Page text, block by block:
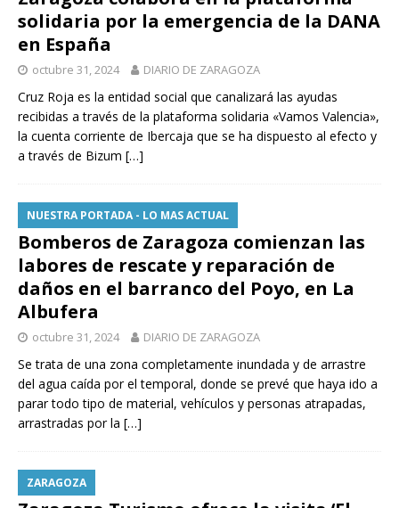
solidaria por la emergencia de la DANA
en España
octubre 31, 2024 DIARIO DE ZARAGOZA
Cruz Roja es la entidad social que canalizará las ayudas
recibidas a través de la plataforma solidaria «Vamos Valencia»,
la cuenta corriente de Ibercaja que se ha dispuesto al efecto y
a través de Bizum […]
NUESTRA PORTADA - LO MAS ACTUAL
Bomberos de Zaragoza comienzan las
labores de rescate y reparación de
daños en el barranco del Poyo, en La
Albufera
octubre 31, 2024 DIARIO DE ZARAGOZA
Se trata de una zona completamente inundada y de arrastre
del agua caída por el temporal, donde se prevé que haya ido a
parar todo tipo de material, vehículos y personas atrapadas,
arrastradas por la […]
ZARAGOZA